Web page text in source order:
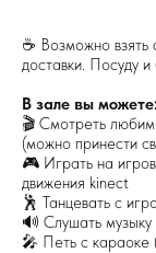
☕ Возможно взять
доставки. Посуду
В зале вы можете:
🎬 Смотреть
(можно принести
🎮 Играть на
движения kinect
🕺 Танцевать с
🔊 Слушать
🎤 Петь с